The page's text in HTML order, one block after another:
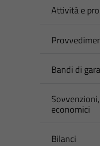
Attività e
Bandi di
economici
Bilanci